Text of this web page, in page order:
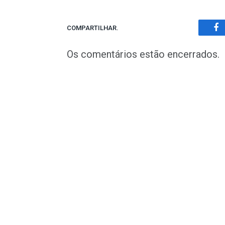
COMPARTILHAR.
Os comentários estão encerrados.